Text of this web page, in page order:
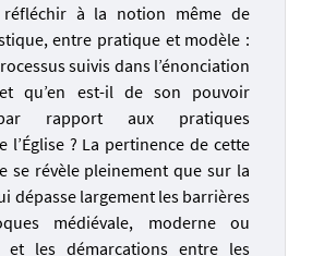
à la notion même de
entre pratique et modèle :
suivis dans l’énonciation
qu’en est-il de son pouvoir
rapport aux pratiques
l’Église ? La pertinence de cette
se révèle pleinement que sur la
dépasse largement les barrières
médiévale, moderne ou
et les démarcations entre les